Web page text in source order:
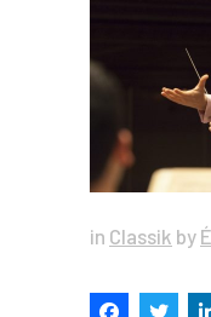
in Classik by